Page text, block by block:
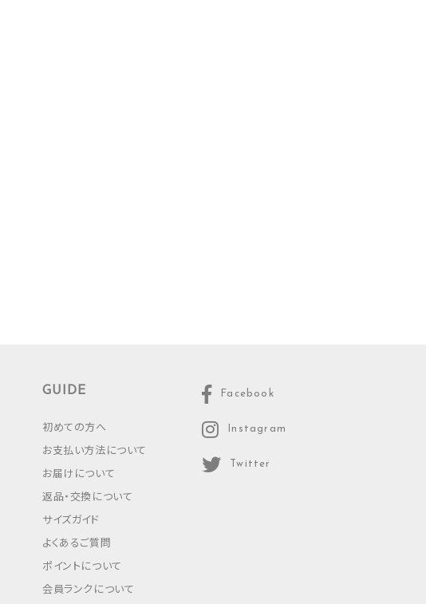
GUIDE
初めての方へ
お支払い方法について
お届けについて
返品・交換について
サイズガイド
よくあるご質問
ポイントについて
会員ランクについて
Facebook
Instagram
Twitter